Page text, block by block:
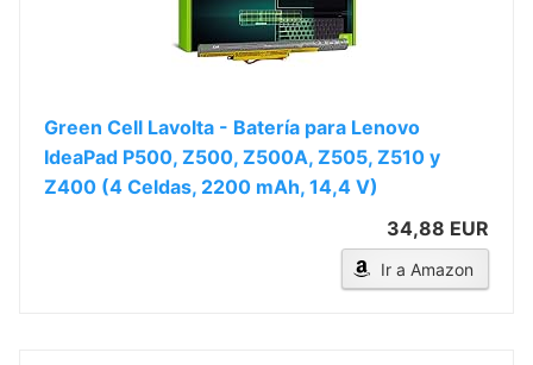
Green Cell Lavolta - Batería para Lenovo
IdeaPad P500, Z500, Z500A, Z505, Z510 y
Z400 (4 Celdas, 2200 mAh, 14,4 V)
34,88 EUR
Ir a Amazon